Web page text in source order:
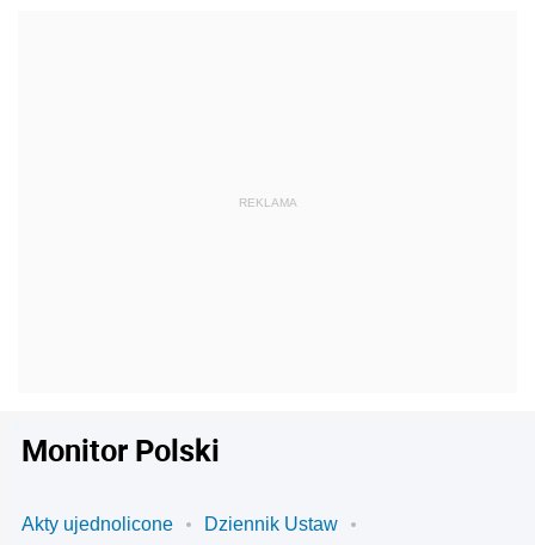
Monitor Polski
Akty ujednolicone
Dziennik Ustaw